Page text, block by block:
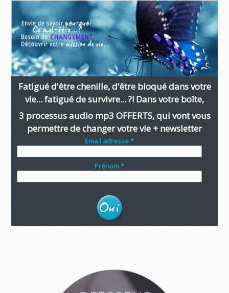
Fatigué d'être chenille, d'être bloqué dans votre
vie... fatigué de survivre... ?! Dans votre boîte,
3 processus audio mp3 OFFERTS, qui vont vous
permettre de changer votre vie + newsletter
Email adresse *
Prénom *